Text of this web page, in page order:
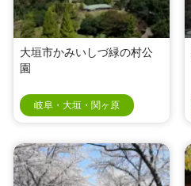
大垣市かみいしづ緑の村公
園
岐阜・大垣・関ヶ原